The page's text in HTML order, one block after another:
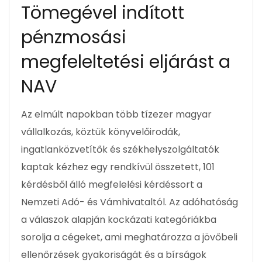
Tömegével indított
pénzmosási
megfeleltetési eljárást a
NAV
Az elmúlt napokban több tízezer magyar
vállalkozás, köztük könyvelőirodák,
ingatlanközvetítők és székhelyszolgáltatók
kaptak kézhez egy rendkívül összetett, 101
kérdésből álló megfelelési kérdéssort a
Nemzeti Adó- és Vámhivataltól. Az adóhatóság
a válaszok alapján kockázati kategóriákba
sorolja a cégeket, ami meghatározza a jövőbeli
ellenőrzések gyakoriságát és a bírságok